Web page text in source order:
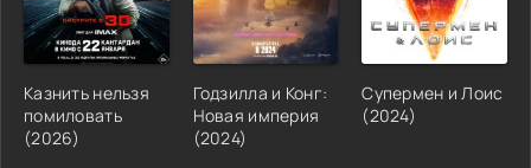
Казнить нельзя
помиловать
(2026)
Годзилла и Конг:
Новая империя
(2024)
Супермен и Лоис
(2024)